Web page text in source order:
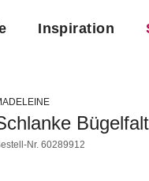
Inspiration
Nr. 60289912